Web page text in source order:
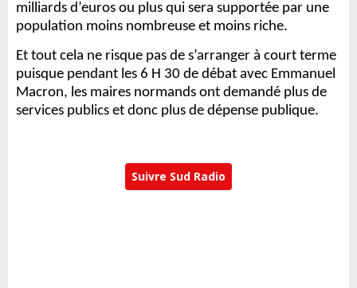
milliards d’euros ou plus qui sera supportée par une
population moins nombreuse et moins riche.
Et tout cela ne risque pas de s’arranger à court terme
puisque pendant les 6 H 30 de débat avec Emmanuel
Macron, les maires normands ont demandé plus de
services publics et donc plus de dépense publique.
Suivre Sud Radio